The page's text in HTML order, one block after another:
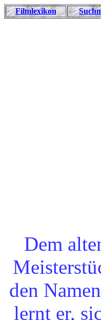
Filmlexikon
Dem
den
lernt er,